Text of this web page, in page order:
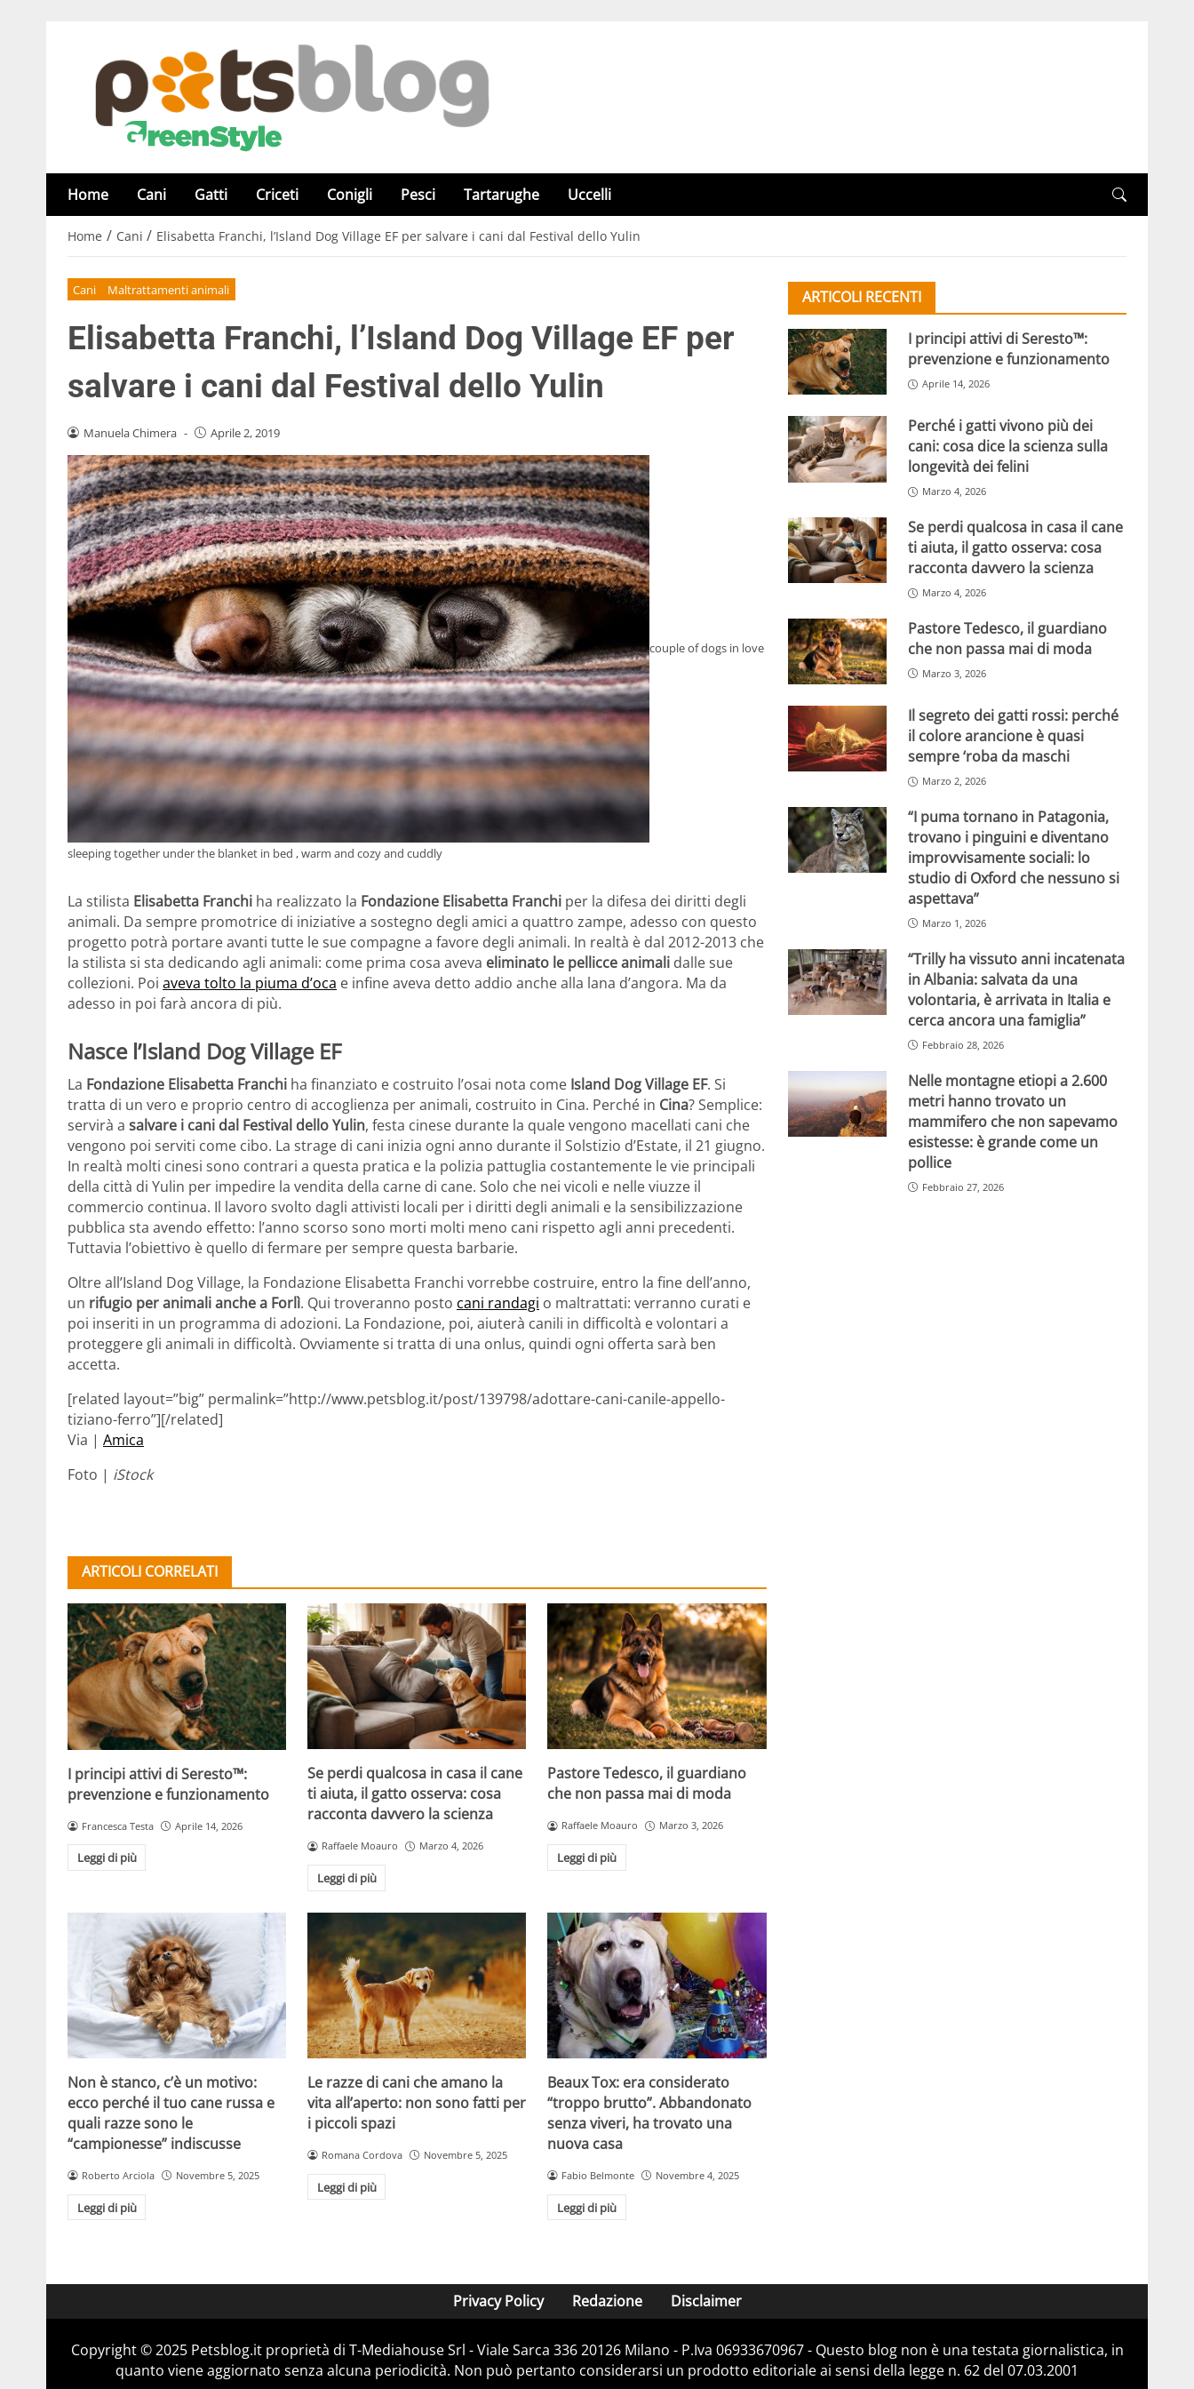
Home Cani Gatti Criceti Conigli Pesci Tartarughe Uccelli
Home / Cani / Elisabetta Franchi, l’Island Dog Village EF per salvare i cani dal Festival dello Yulin
Cani Maltrattamenti animali
Elisabetta Franchi, l’Island Dog Village EF per
salvare i cani dal Festival dello Yulin
Manuela Chimera - Aprile 2, 2019
couple of dogs in love
sleeping together under the blanket in bed , warm and cozy and cuddly
La stilista Elisabetta Franchi ha realizzato la Fondazione Elisabetta Franchi per la difesa dei diritti degli
animali. Da sempre promotrice di iniziative a sostegno degli amici a quattro zampe, adesso con questo
progetto potrà portare avanti tutte le sue compagne a favore degli animali. In realtà è dal 2012-2013 che
la stilista si sta dedicando agli animali: come prima cosa aveva eliminato le pellicce animali dalle sue
collezioni. Poi aveva tolto la piuma d’oca e infine aveva detto addio anche alla lana d’angora. Ma da
adesso in poi farà ancora di più.
Nasce l’Island Dog Village EF
La Fondazione Elisabetta Franchi ha finanziato e costruito l’osai nota come Island Dog Village EF. Si
tratta di un vero e proprio centro di accoglienza per animali, costruito in Cina. Perché in Cina? Semplice:
servirà a salvare i cani dal Festival dello Yulin, festa cinese durante la quale vengono macellati cani che
vengono poi serviti come cibo. La strage di cani inizia ogni anno durante il Solstizio d’Estate, il 21 giugno.
In realtà molti cinesi sono contrari a questa pratica e la polizia pattuglia costantemente le vie principali
della città di Yulin per impedire la vendita della carne di cane. Solo che nei vicoli e nelle viuzze il
commercio continua. Il lavoro svolto dagli attivisti locali per i diritti degli animali e la sensibilizzazione
pubblica sta avendo effetto: l’anno scorso sono morti molti meno cani rispetto agli anni precedenti.
Tuttavia l’obiettivo è quello di fermare per sempre questa barbarie.
Oltre all’Island Dog Village, la Fondazione Elisabetta Franchi vorrebbe costruire, entro la fine dell’anno,
un rifugio per animali anche a Forlì. Qui troveranno posto cani randagi o maltrattati: verranno curati e
poi inseriti in un programma di adozioni. La Fondazione, poi, aiuterà canili in difficoltà e volontari a
proteggere gli animali in difficoltà. Ovviamente si tratta di una onlus, quindi ogni offerta sarà ben
accetta.
[related layout=”big” permalink=”http://www.petsblog.it/post/139798/adottare-cani-canile-appello-
tiziano-ferro”][/related]
Via | Amica
Foto | iStock
ARTICOLI CORRELATI
I principi attivi di Seresto™:
prevenzione e funzionamento
Francesca Testa Aprile 14, 2026
Leggi di più
Se perdi qualcosa in casa il cane
ti aiuta, il gatto osserva: cosa
racconta davvero la scienza
Raffaele Moauro Marzo 4, 2026
Leggi di più
Pastore Tedesco, il guardiano
che non passa mai di moda
Raffaele Moauro Marzo 3, 2026
Leggi di più
Non è stanco, c’è un motivo:
ecco perché il tuo cane russa e
quali razze sono le
“campionesse” indiscusse
Roberto Arciola Novembre 5, 2025
Leggi di più
Le razze di cani che amano la
vita all’aperto: non sono fatti per
i piccoli spazi
Romana Cordova Novembre 5, 2025
Leggi di più
Beaux Tox: era considerato
“troppo brutto”. Abbandonato
senza viveri, ha trovato una
nuova casa
Fabio Belmonte Novembre 4, 2025
Leggi di più
ARTICOLI RECENTI
I principi attivi di Seresto™:
prevenzione e funzionamento
Aprile 14, 2026
Perché i gatti vivono più dei
cani: cosa dice la scienza sulla
longevità dei felini
Marzo 4, 2026
Se perdi qualcosa in casa il cane
ti aiuta, il gatto osserva: cosa
racconta davvero la scienza
Marzo 4, 2026
Pastore Tedesco, il guardiano
che non passa mai di moda
Marzo 3, 2026
Il segreto dei gatti rossi: perché
il colore arancione è quasi
sempre ‘roba da maschi
Marzo 2, 2026
“I puma tornano in Patagonia,
trovano i pinguini e diventano
improvvisamente sociali: lo
studio di Oxford che nessuno si
aspettava”
Marzo 1, 2026
“Trilly ha vissuto anni incatenata
in Albania: salvata da una
volontaria, è arrivata in Italia e
cerca ancora una famiglia”
Febbraio 28, 2026
Nelle montagne etiopi a 2.600
metri hanno trovato un
mammifero che non sapevamo
esistesse: è grande come un
pollice
Febbraio 27, 2026
Privacy Policy Redazione Disclaimer
Copyright © 2025 Petsblog.it proprietà di T-Mediahouse Srl - Viale Sarca 336 20126 Milano - P.Iva 06933670967 - Questo blog non è una testata giornalistica, in
quanto viene aggiornato senza alcuna periodicità. Non può pertanto considerarsi un prodotto editoriale ai sensi della legge n. 62 del 07.03.2001